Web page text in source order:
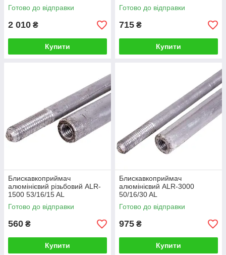
Готово до відправки
2 010 ₴
Купити
Готово до відправки
715 ₴
Купити
Блискавкоприймач
алюмінієвий різьбовий ALR-
1500 53/16/15 AL
Готово до відправки
560 ₴
Купити
Блискавкоприймач
алюмінієвий ALR-3000
50/16/30 AL
Готово до відправки
975 ₴
Купити